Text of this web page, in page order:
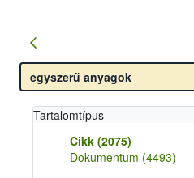
Tartalomtípus
Cikk (2075)
Dokumentum (4493)